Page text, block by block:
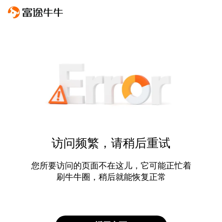
访问频繁，请稍后重试
您所要访问的页面不在这儿，它可能正忙着
刷牛牛圈，稍后就能恢复正常